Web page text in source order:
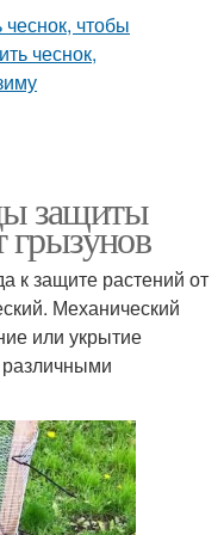
защиты
грызунов
к защите растений от
Механический
или укрытие
различными